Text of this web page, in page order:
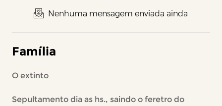
Nenhuma mensagem enviada ainda
Família
O extinto
Sepultamento dia as hs., saindo o feretro do